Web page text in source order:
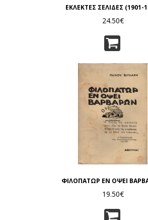
ΕΚΛΕΚΤΕΣ ΣΕΛΙΔΕΣ (1901-
24.50€
ΦΙΛΟΠΑΤΩΡ ΕΝ ΟΨΕΙ
19.50€